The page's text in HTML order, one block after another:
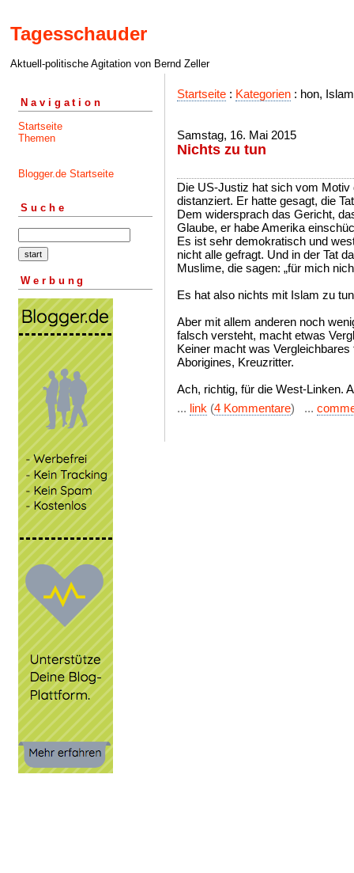
Tagesschauder
Aktuell-politische Agitation von Bernd Zeller
Navigation
Startseite
Themen
Blogger.de Startseite
Suche
Werbung
Startseite : Kategorien : hon,
Samstag, 16. Mai 2015
Nichts zu tun
Die US-Justiz hat sich vom
distanziert. Er hatte gesagt, die
Dem widersprach das Gericht,
Glaube, er habe Amerika
Es ist sehr demokratisch und
nicht alle gefragt. Und in der Tat
Muslime, die sagen: „für mich
Es hat also nichts mit Islam zu
Aber mit allem anderen noch
falsch versteht, macht etwas
Keiner macht was
Aborigines, Kreuzritter.
Ach, richtig, für die West-Linken.
... link (4 Kommentare) ...